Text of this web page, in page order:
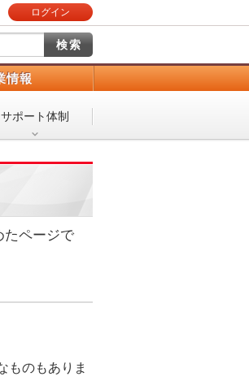
ログイン
情報
サポート体制
たページで
ものもありま